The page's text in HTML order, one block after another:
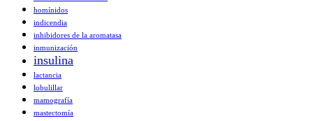
homínidos
indicendia
inhibidores de la aromatasa
inmunización
insulina
lactancia
lobulillar
mamografía
mastectomía